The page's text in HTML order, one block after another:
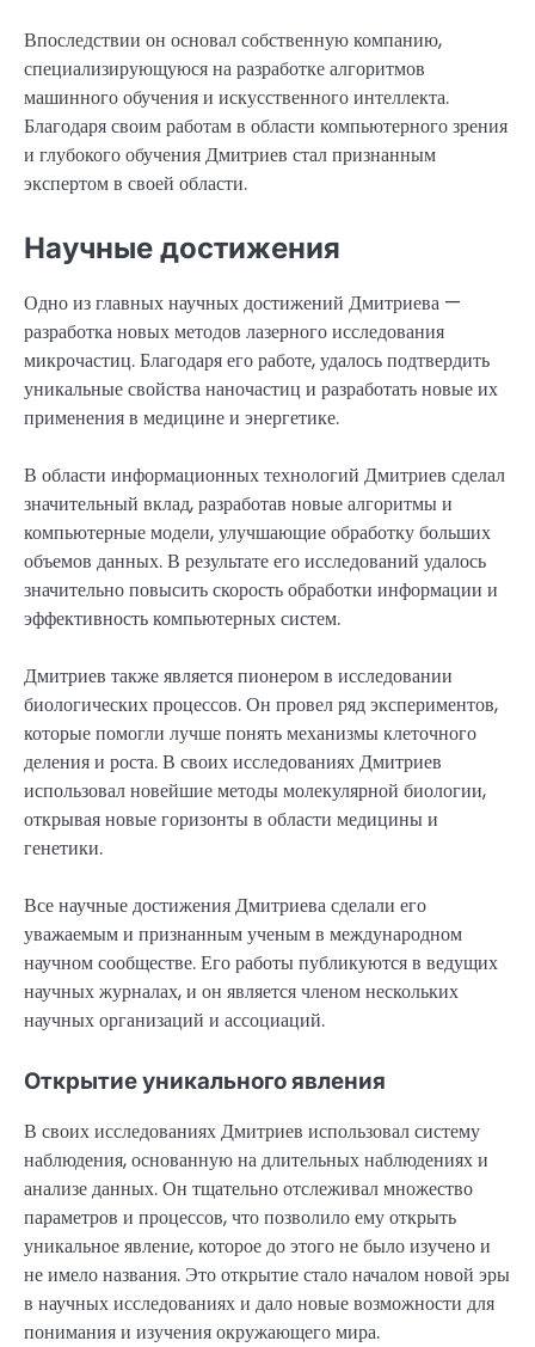
Впоследствии он основал собственную компанию,
специализирующуюся на разработке алгоритмов
машинного обучения и искусственного интеллекта.
Благодаря своим работам в области компьютерного зрения
и глубокого обучения Дмитриев стал признанным
экспертом в своей области.
Научные достижения
Одно из главных научных достижений Дмитриева —
разработка новых методов лазерного исследования
микрочастиц. Благодаря его работе, удалось подтвердить
уникальные свойства наночастиц и разработать новые их
применения в медицине и энергетике.
В области информационных технологий Дмитриев сделал
значительный вклад, разработав новые алгоритмы и
компьютерные модели, улучшающие обработку больших
объемов данных. В результате его исследований удалось
значительно повысить скорость обработки информации и
эффективность компьютерных систем.
Дмитриев также является пионером в исследовании
биологических процессов. Он провел ряд экспериментов,
которые помогли лучше понять механизмы клеточного
деления и роста. В своих исследованиях Дмитриев
использовал новейшие методы молекулярной биологии,
открывая новые горизонты в области медицины и
генетики.
Все научные достижения Дмитриева сделали его
уважаемым и признанным ученым в международном
научном сообществе. Его работы публикуются в ведущих
научных журналах, и он является членом нескольких
научных организаций и ассоциаций.
Открытие уникального явления
В своих исследованиях Дмитриев использовал систему
наблюдения, основанную на длительных наблюдениях и
анализе данных. Он тщательно отслеживал множество
параметров и процессов, что позволило ему открыть
уникальное явление, которое до этого не было изучено и
не имело названия. Это открытие стало началом новой эры
в научных исследованиях и дало новые возможности для
понимания и изучения окружающего мира.